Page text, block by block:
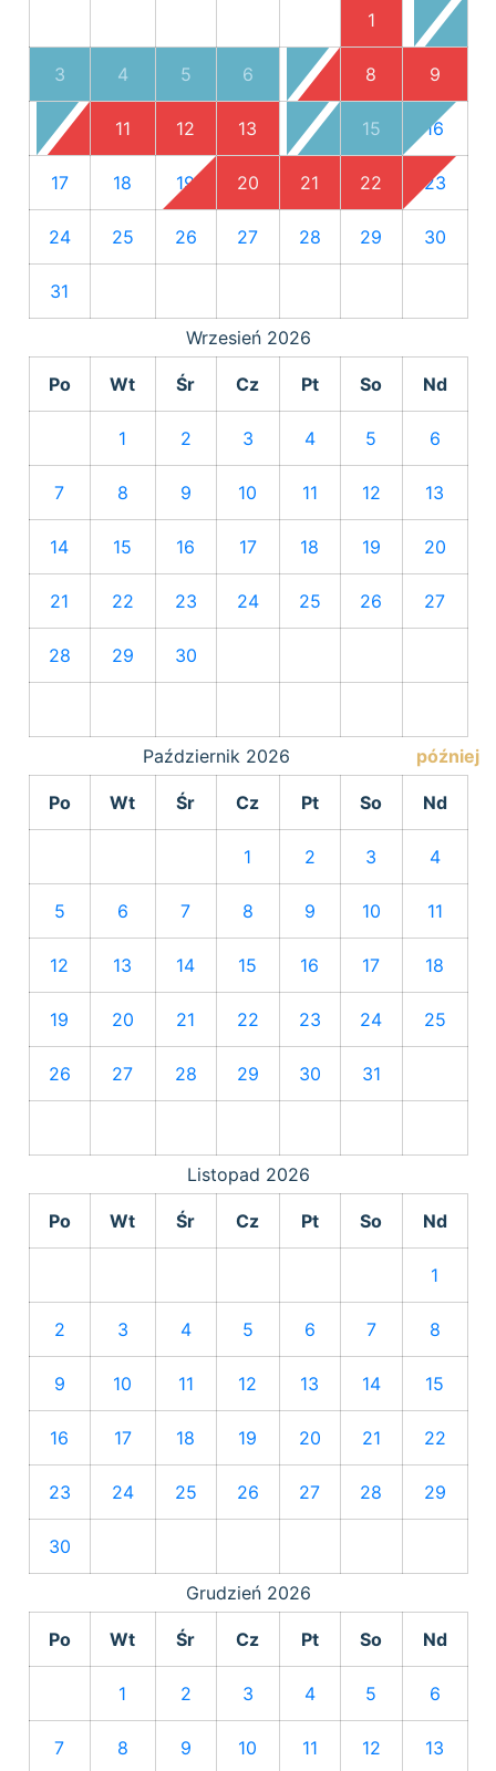
1 2
3 4 5 6 7 8 9
10 11 12 13 14 15 16
17 18 19 20 21 22 23
24 25 26 27 28 29 30
31
Wrzesień 2026
Po Wt Śr Cz Pt So Nd
1 2 3 4 5 6
7 8 9 10 11 12 13
14 15 16 17 18 19 20
21 22 23 24 25 26 27
28 29 30
później
Październik 2026
Po Wt Śr Cz Pt So Nd
1 2 3 4
5 6 7 8 9 10 11
12 13 14 15 16 17 18
19 20 21 22 23 24 25
26 27 28 29 30 31
Listopad 2026
Po Wt Śr Cz Pt So Nd
1
2 3 4 5 6 7 8
9 10 11 12 13 14 15
16 17 18 19 20 21 22
23 24 25 26 27 28 29
30
Grudzień 2026
Po Wt Śr Cz Pt So Nd
1 2 3 4 5 6
7 8 9 10 11 12 13